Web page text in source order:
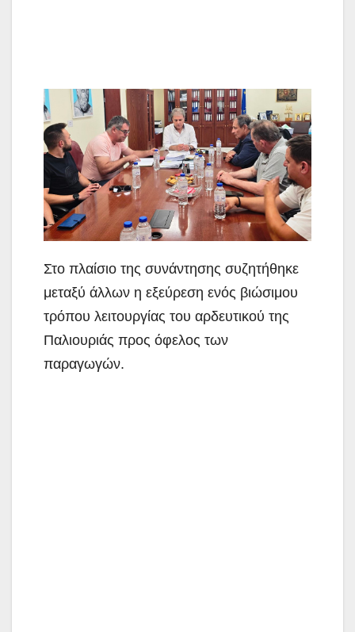
Στο πλαίσιο της συνάντησης συζητήθηκε
μεταξύ άλλων η εξεύρεση ενός βιώσιμου
τρόπου λειτουργίας του αρδευτικού της
Παλιουριάς προς όφελος των
παραγωγών.